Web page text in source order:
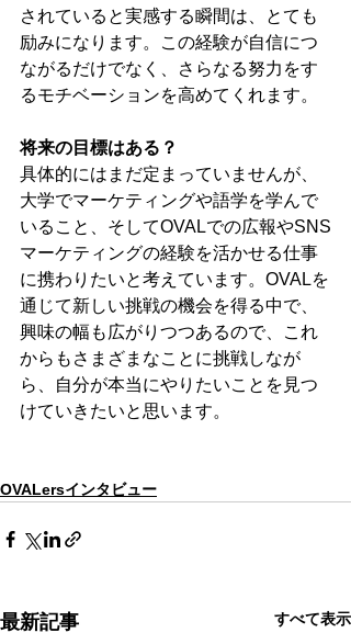
されていると実感する瞬間は、とても
励みになります。この経験が自信につ
ながるだけでなく、さらなる努力をす
るモチベーションを高めてくれます。
将来の目標はある？
具体的にはまだ定まっていませんが、
大学でマーケティングや語学を学んで
いること、そしてOVALでの広報やSNS
マーケティングの経験を活かせる仕事
に携わりたいと考えています。OVALを
通じて新しい挑戦の機会を得る中で、
興味の幅も広がりつつあるので、これ
からもさまざまなことに挑戦しなが
ら、自分が本当にやりたいことを見つ
けていきたいと思います。
OVALersインタビュー
最新記事 すべて表示